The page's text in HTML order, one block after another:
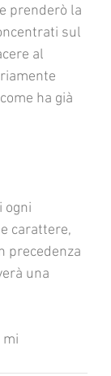
prenderò la
sul
al
ha già
ogni
carattere,
precedenza
una
mi